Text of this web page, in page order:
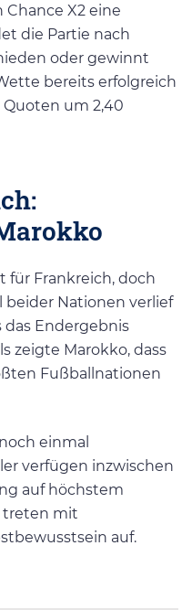
X2 eine
die Partie nach
oder gewinnt
bereits erfolgreich
um 2,40
für Frankreich, doch
Nationen verlief
das Endergebnis
zeigte Marokko, dass
Fußballnationen
einmal
verfügen inzwischen
auf höchstem
treten mit
auf.